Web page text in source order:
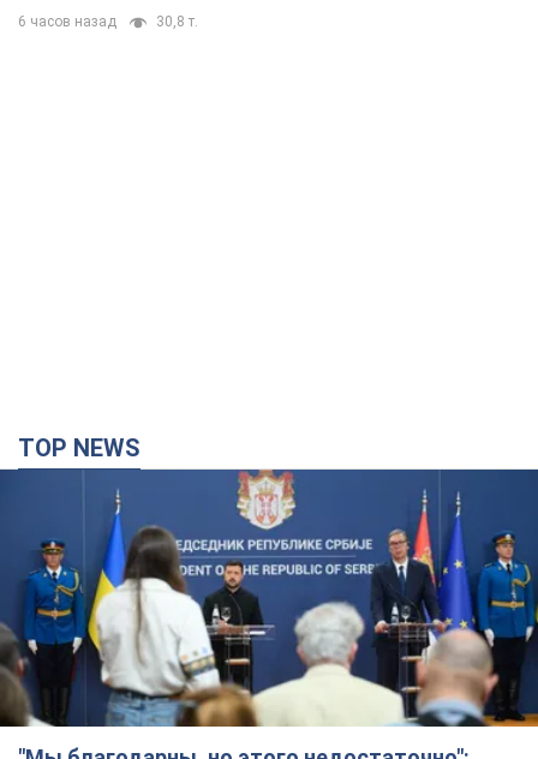
6 часов назад 30,8 т.
TOP NEWS